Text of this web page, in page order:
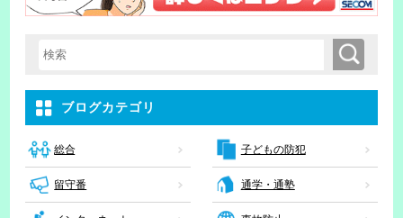
検索キーワード入力 検索
ブログカテゴリ
総合 子どもの防犯
留守番 通学・通塾